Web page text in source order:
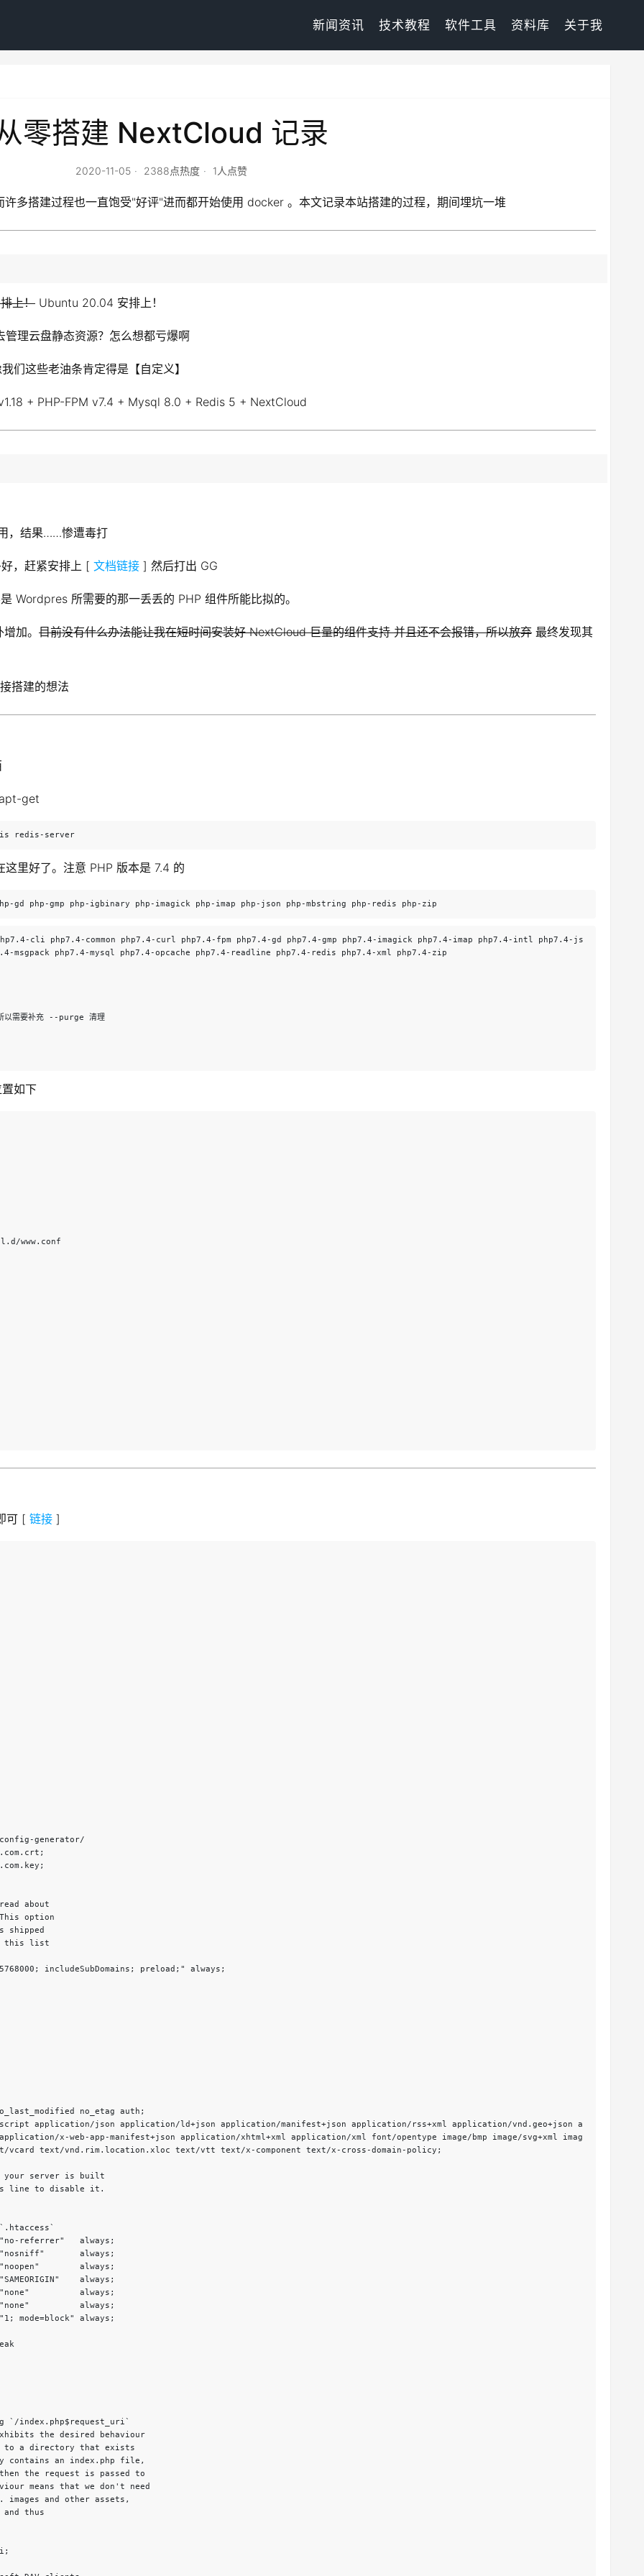
新闻资讯 技术教程 软件工具 资料库 关于我
零搭建 NextCloud 记录
2020-11-05 2388点热度 1人点赞
多搭建过程也一直饱受"好评"进而都开始使用 docker 。本文记录本站搭建的过程，期间埋坑一堆
上！ Ubuntu 20.04 安排上！
理云盘静态资源？怎么想都亏爆啊
们这些老油条肯定得是【自定义】
+ PHP-FPM v7.4 + Mysql 8.0 + Redis 5 + NextCloud
，结果……惨遭毒打
，赶紧安排上 [ 文档链接 ] 然后打出 GG
Wordpres 所需要的那一丢丢的 PHP 组件所能比拟的。
加。 目前没有什么办法能让我在短时间安装好 NextCloud 巨量的组件支持 并且还不会报错，所以放弃 最终发现其
搭建的想法
get
redis-server
里好了。注意 PHP 版本是 7.4 的
gd php-gmp php-igbinary php-imagick php-imap php-json php-mbstring php-redis php-zip
cli php7.4-common php7.4-curl php7.4-fpm php7.4-gd php7.4-gmp php7.4-imagick php7.4-imap php7.4-intl php7.4-js
msgpack php7.4-mysql php7.4-opcache php7.4-readline php7.4-redis php7.4-xml php7.4-zip
以需要补充 --purge 清理
如下
www.conf
可 [ 链接 ]
x-web-app-manifest+json application/xhtml+xml application/xml font/opentype image/bmp image/svg+xml imag
text/vnd.rim.location.xloc text/vtt text/x-component text/x-cross-domain-policy;